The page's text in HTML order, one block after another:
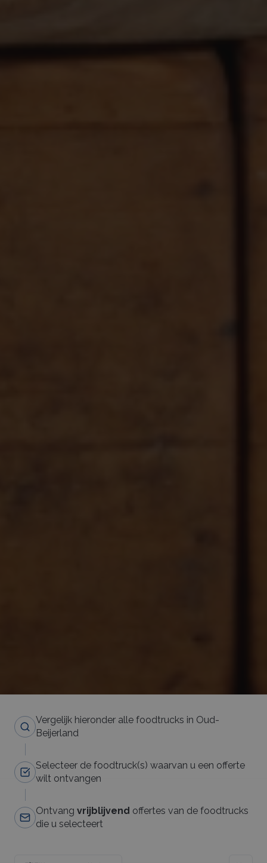
Vergelijk hieronder alle foodtrucks in Oud-
Beijerland
Selecteer de foodtruck(s) waarvan u een offerte
wilt ontvangen
Ontvang vrijblijvend offertes van de foodtrucks
die u selecteert